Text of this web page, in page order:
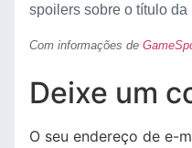
spoilers sobre o título da
Com informações de
Deixe um
O seu endereço de e-